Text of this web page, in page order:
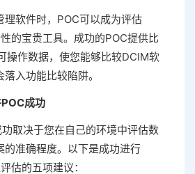
理软件时，POC可以成为评估
的宝贵工具。成功的POC提供比
操作数据，使您能够比较DCIM软
入功能比较陷阱。
成功
取决于您在自己的环境中评估数
的准确程度。以下是成功进行
估的五项建议：